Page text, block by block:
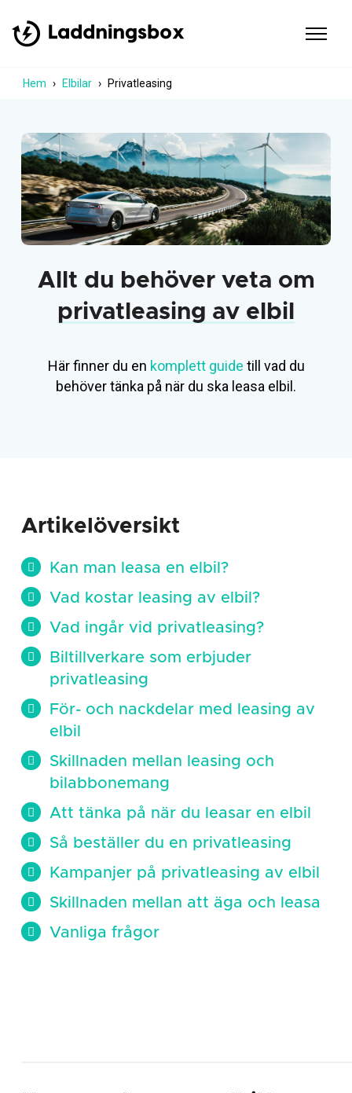
Hem Elbilar Privatleasing
Allt du behöver veta om
privatleasing av elbil
Här finner du en komplett guide till vad du
behöver tänka på när du ska leasa elbil.
Artikelöversikt
Kan man leasa en elbil?
Vad kostar leasing av elbil?
Vad ingår vid privatleasing?
Biltillverkare som erbjuder
privatleasing
För- och nackdelar med leasing av
elbil
Skillnaden mellan leasing och
bilabbonemang
Att tänka på när du leasar en elbil
Så beställer du en privatleasing
Kampanjer på privatleasing av elbil
Skillnaden mellan att äga och leasa
Vanliga frågor